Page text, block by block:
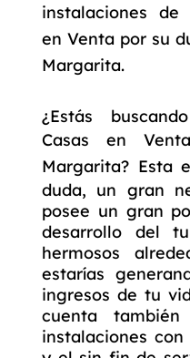
instalaciones de
en Venta por su
Margarita.
¿Estás
Casas en
Margarita? Esta
duda, un gran
posee un gran
desarrollo del
hermosos
estarías
ingresos de tu
cuenta
instalaciones